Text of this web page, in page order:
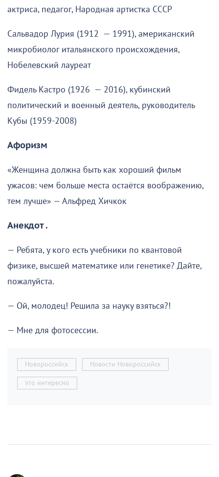
актриса, педагог, Народная артистка СССР
Сальвадор Лурия (1912 — 1991), американский
микробиолог итальянского происхождения,
Нобелевский лауреат
Фидель Кастро (1926 — 2016), кубинский
политический и военный деятель, руководитель
Кубы (1959-2008)
Афоризм
«Женщина должна быть как хороший фильм
ужасов: чем больше места остаётся воображению,
тем лучше» — Альфред Хичкок
Анекдот .
— Ребята, у кого есть учебники по квантовой
физике, высшей математике или генетике? Дайте,
пожалуйста.
— Ой, молодец! Решила за науку взяться?!
— Мне для фотосессии.
Новороссийск Новости Новороссийск
это интересно